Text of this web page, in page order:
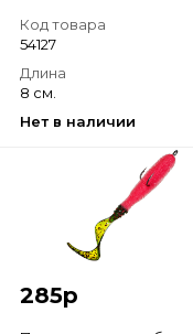
Код товара
54127
Длина
8 см.
Нет в наличии
285р